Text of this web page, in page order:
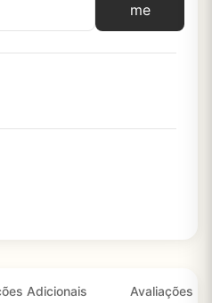
me
Adicionais Avaliações